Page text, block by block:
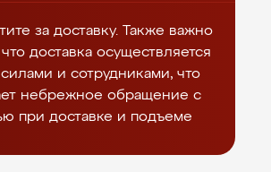
за доставку. Также важно
доставка осуществляется
и сотрудниками, что
небрежное обращение с
при доставке и подъеме